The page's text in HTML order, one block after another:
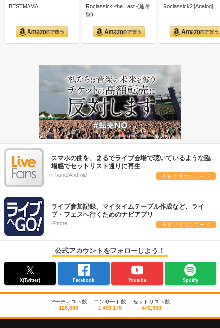
BESTMAMA
Roclassick~the Last~(通常
盤)
Roclassick2 [Analog]
スマホの曲を、まるでライブ会場で聴いているような臨
場感でセットリスト通りに再生
iPhone/Android 今すぐダウンロード
ライブ参加記録、マイタイムテーブル作成など、ライ
ブ・フェスへ行くためのナビアプリ
iPhone 今すぐダウンロード
公式アカウントをフォローしよう！
X(Twitter) Facebook Youtube Spotify
アーティスト数
126,666
コンサート数
1,493,178
セットリスト数
472,330